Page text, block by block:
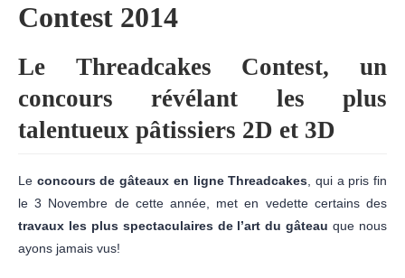
Contest 2014
Le Threadcakes Contest, un
concours révélant les plus
talentueux pâtissiers 2D et 3D
Le concours de gâteaux en ligne Threadcakes , qui a pris fin
le 3 Novembre de cette année, met en vedette certains des
travaux les plus spectaculaires de l’art du gâteau que nous
ayons jamais vus!